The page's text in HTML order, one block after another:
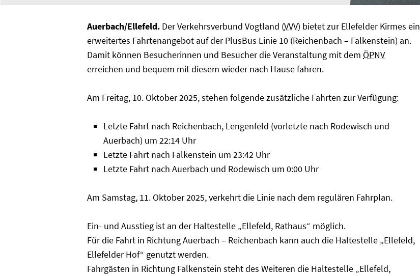
Auerbach/Ellefeld. Der Verkehrsverbund Vogtland (VVV) bietet zur Ellefelder Kirmes ein
erweitertes Fahrtenangebot auf der PlusBus Linie 10 (Reichenbach – Falkenstein) an.
Damit können Besucherinnen und Besucher die Veranstaltung mit dem ÖPNV
erreichen und bequem mit diesem wieder nach Hause fahren.
Am Freitag, 10. Oktober 2025, stehen folgende zusätzliche Fahrten zur Verfügung:
Letzte Fahrt nach Reichenbach, Lengenfeld (vorletzte nach Rodewisch und
Auerbach) um 22:14 Uhr
Letzte Fahrt nach Falkenstein um 23:42 Uhr
Letzte Fahrt nach Auerbach und Rodewisch um 0:00 Uhr
Am Samstag, 11. Oktober 2025, verkehrt die Linie nach dem regulären Fahrplan.
Ein- und Ausstieg ist an der Haltestelle „Ellefeld, Rathaus“ möglich.
Für die Fahrt in Richtung Auerbach – Reichenbach kann auch die Haltestelle „Ellefeld,
Ellefelder Hof“ genutzt werden.
Fahrgästen in Richtung Falkenstein steht des Weiteren die Haltestelle „Ellefeld,